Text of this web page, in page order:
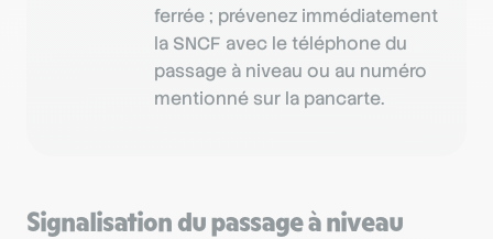
ferrée ; prévenez immédiatement
la SNCF avec le téléphone du
passage à niveau ou au numéro
mentionné sur la pancarte.
Signalisation du passage à niveau